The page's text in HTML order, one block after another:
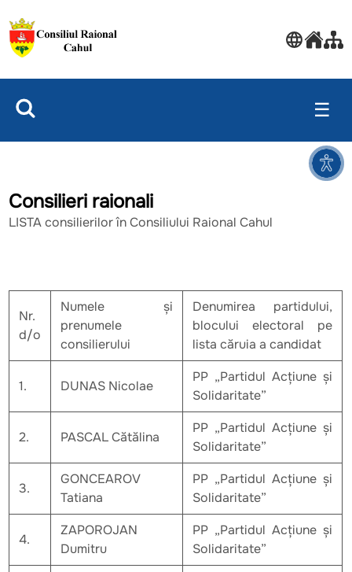
☰
Consilieri raionali
LISTA consilierilor în Consiliului Raional Cahul
Nr.
d/o
Numele şi
prenumele
consilierului
Denumirea partidului,
blocului electoral pe
lista căruia a candidat
1. DUNAS Nicolae
PP „Partidul Acțiune și
Solidaritate”
2. PASCAL Cătălina
PP „Partidul Acțiune și
Solidaritate”
3.
GONCEAROV
Tatiana
PP „Partidul Acțiune și
Solidaritate”
4.
ZAPOROJAN
Dumitru
PP „Partidul Acțiune și
Solidaritate”